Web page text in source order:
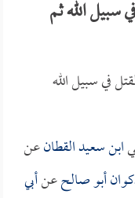
الله ثم
في سبيل الله
ابن سعيد القطانعن
أبو صالحعنأبي